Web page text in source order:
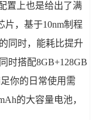
置上也是给出了满
片，基于10nm制程
同时，能耗比提升
时搭配8GB+128GB
你的日常使用需
的大容量电池，